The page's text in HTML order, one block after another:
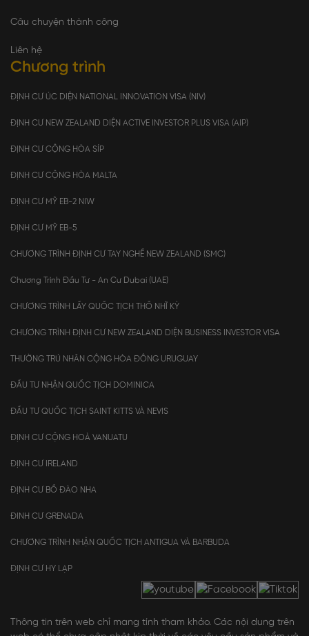
Câu chuyện thành công
Liên hệ
Chương trình
ĐỊNH CƯ ÚC DIỆN NATIONAL INNOVATION VISA (NIV)
ĐỊNH CƯ NEW ZEALAND DIỆN ACTIVE INVESTOR PLUS VISA (AIP)
ĐỊNH CƯ CỘNG HÒA SÍP
ĐỊNH CƯ CỘNG HÒA MALTA
ĐỊNH CƯ MỸ EB-2 NIW
ĐỊNH CƯ MỸ EB-5
CHƯƠNG TRÌNH ĐỊNH CƯ TAY NGHỀ NEW ZEALAND (SMC)
Chương Trình Đầu Tư - An Cư Dubai (UAE)
CHƯƠNG TRÌNH LẤY QUỐC TỊCH THỔ NHĨ KỲ
CHƯƠNG TRÌNH ĐỊNH CƯ NEW ZEALAND DIỆN BUSINESS INVESTOR VISA
THƯỜNG TRÚ NHÂN CỘNG HÒA ĐÔNG URUGUAY
ĐẦU TƯ NHẬN QUỐC TỊCH DOMINICA
ĐẦU TƯ QUỐC TỊCH SAINT KITTS VÀ NEVIS
ĐỊNH CƯ CỘNG HOÀ VANUATU
ĐỊNH CƯ IRELAND
ĐỊNH CƯ BỒ ĐÀO NHA
ĐINH CƯ GRENADA
CHƯƠNG TRÌNH NHẬN QUỐC TỊCH ANTIGUA VÀ BARBUDA
ĐỊNH CƯ HY LẠP
Thông tin trên web chỉ mang tính tham khảo. Các nội dung trên